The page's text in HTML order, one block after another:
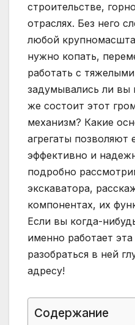
строительстве,
отраслях. Без него
любой
нужно копать,
работать с
задумывались ли вы
же состоит этот
механизм? Какие
агрегаты позволяют
эффективно и
подробно
экскаватора,
компонентах, их
Если вы когда-
именно работает
разобраться в ней
адресу!
Содержание